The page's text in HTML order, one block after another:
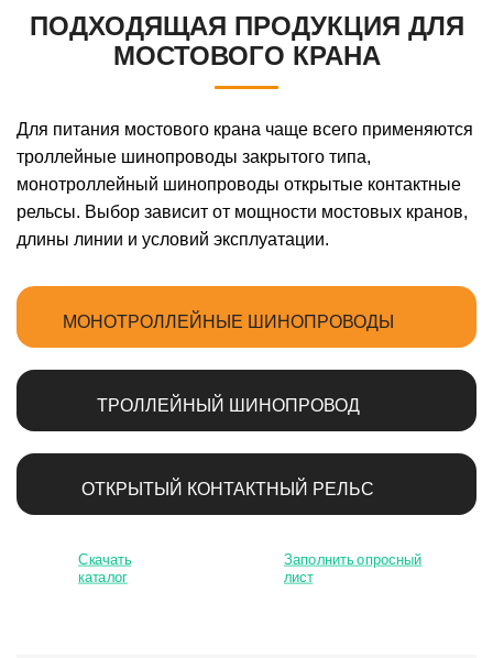
ПОДХОДЯЩАЯ ПРОДУКЦИЯ ДЛЯ
МОСТОВОГО КРАНА
Для питания мостового крана чаще всего применяются
троллейные шинопроводы закрытого типа,
монотроллейный шинопроводы открытые контактные
рельсы. Выбор зависит от мощности мостовых кранов,
длины линии и условий эксплуатации.
МОНОТРОЛЛЕЙНЫЕ ШИНОПРОВОДЫ
ТРОЛЛЕЙНЫЙ ШИНОПРОВОД
ОТКРЫТЫЙ КОНТАКТНЫЙ РЕЛЬС
Скачать
каталог
Заполнить опросный
лист